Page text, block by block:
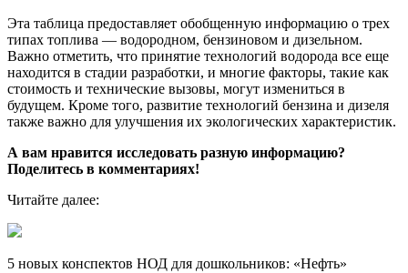
Эта таблица предоставляет обобщенную информацию о трех
типах топлива — водородном, бензиновом и дизельном.
Важно отметить, что принятие технологий водорода все еще
находится в стадии разработки, и многие факторы, такие как
стоимость и технические вызовы, могут измениться в
будущем. Кроме того, развитие технологий бензина и дизеля
также важно для улучшения их экологических характеристик.
А вам нравится исследовать разную информацию?
Поделитесь в комментариях!
Читайте далее:
5 новых конспектов НОД для дошкольников: «Нефть»